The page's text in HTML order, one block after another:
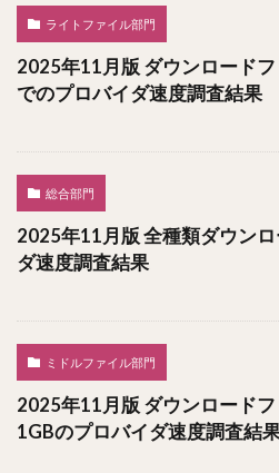
ライトファイル部門
2025年11月版 ダウンロード
でのプロバイダ速度調査結果
総合部門
2025年11月版 全種類ダウン
ダ速度調査結果
ミドルファイル部門
2025年11月版 ダウンロード
1GBのプロバイダ速度調査結